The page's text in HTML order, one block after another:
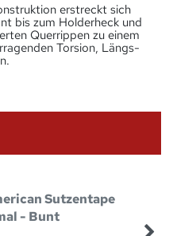
erstreckt sich
bis zum Holderheck und
Querrippen zu einem
Torsion, Längs-
Sutzentape
- Bunt